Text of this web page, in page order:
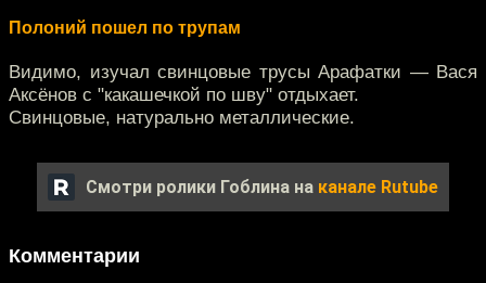
Полоний пошел по трупам
Видимо, изучал свинцовые трусы Арафатки — Вася
Аксёнов с "какашечкой по шву" отдыхает.
Свинцовые, натурально металлические.
Смотри ролики Гоблина на канале Rutube
Комментарии